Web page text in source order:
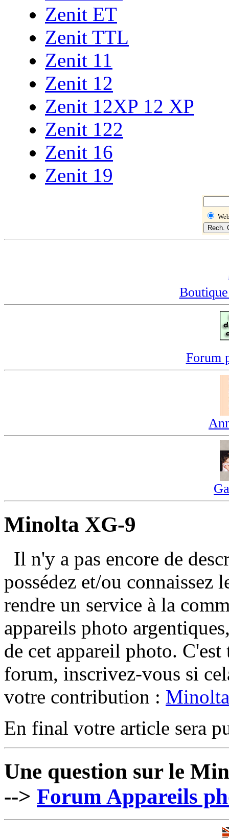
Zenit ET
Zenit TTL
Zenit 11
Zenit 12
Zenit 12XP 12 XP
Zenit 122
Zenit 16
Zenit 19
Forum
Minolta XG-9
Il n'y a pas encore de
possédez et/ou
rendre un service à la
appareils photo
de cet appareil photo.
forum, inscrivez-vous si
votre contribution :
En final votre article sera
Une question sur le
--> Forum Appareils